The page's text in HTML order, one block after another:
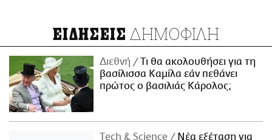
ΕΙΔΗΣΕΙΣ ΔΗΜΟΦΙΛΗ
Διεθνή
Τι θα ακολουθήσει για τη
βασίλισσα Καμίλα εάν πεθάνει
πρώτος ο βασιλιάς Κάρολος;
Τech & Science
Νέα εξέταση για